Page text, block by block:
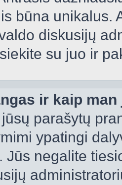
būna unikalus.
diskusijų
su juo ir
ir kaip
parašytų
ypatingi
Jūs negalite